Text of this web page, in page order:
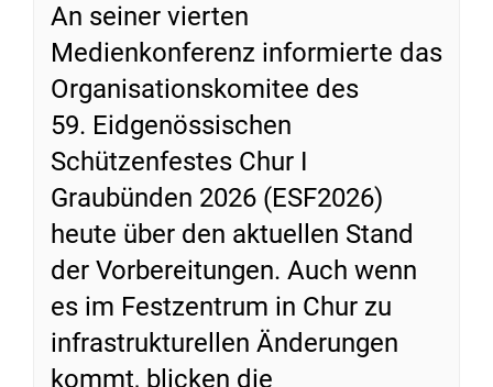
An seiner vierten
Medienkonferenz informierte das
Organisationskomitee des
59. Eidgenössischen
Schützenfestes Chur I
Graubünden 2026 (ESF2026)
heute über den aktuellen Stand
der Vorbereitungen. Auch wenn
es im Festzentrum in Chur zu
infrastrukturellen Änderungen
kommt, blicken die